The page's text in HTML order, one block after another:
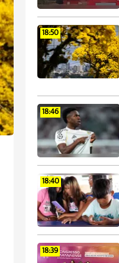
18:50
18:46
18:40
18:39